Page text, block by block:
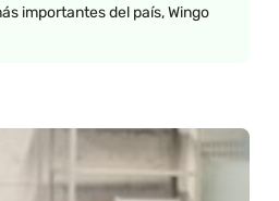
importantes del país, Wingo